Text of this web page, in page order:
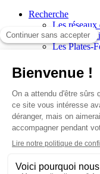
Recherche
Les
Les
Les Plates-
Les appels
Les appels à
La
Jobs/
Actualités
Le blog
Les
Escape